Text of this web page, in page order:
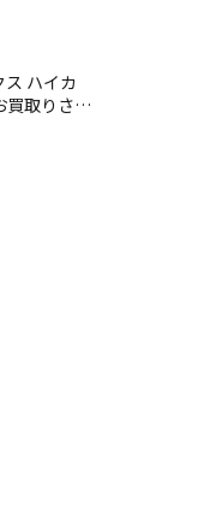
ハイカ
買取りさせ